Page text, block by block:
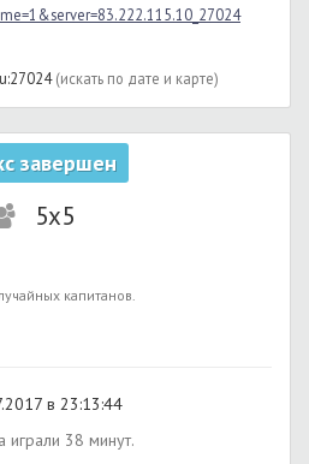
(искать по дате и карте)
завершен
5x5
капитанов.
в 23:13:44
играли 38 минут.